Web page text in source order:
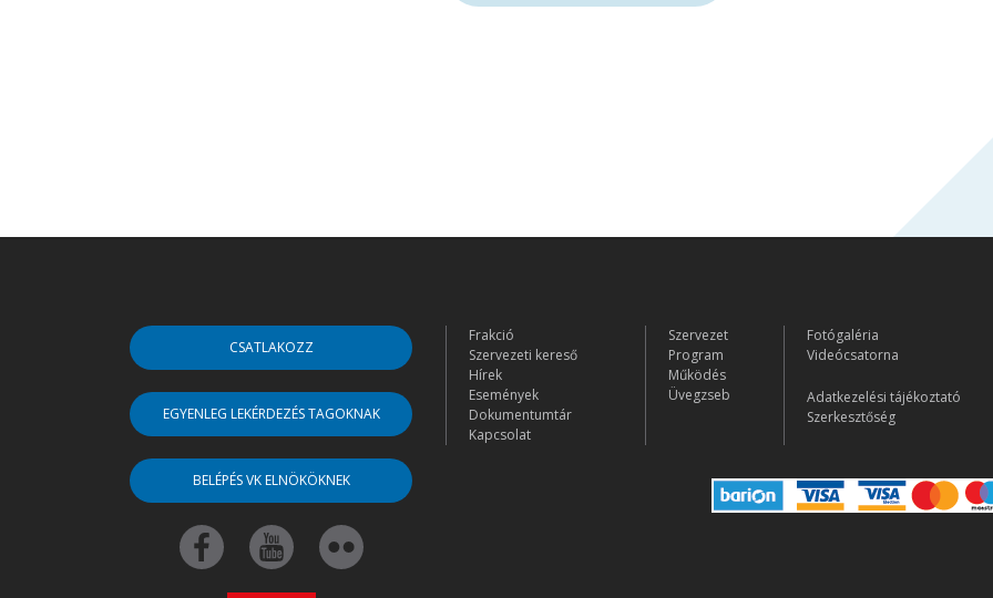
CSATLAKOZZ
EGYENLEG LEKÉRDEZÉS TAGOKNAK
BELÉPÉS VK ELNÖKÖKNEK
Frakció
Szervezeti kereső
Hírek
Események
Dokumentumtár
Kapcsolat
Szervezet
Program
Működés
Üvegzseb
Fotógaléria
Videócsatorna
Adatkezelési tájékoztató
Szerkesztőség